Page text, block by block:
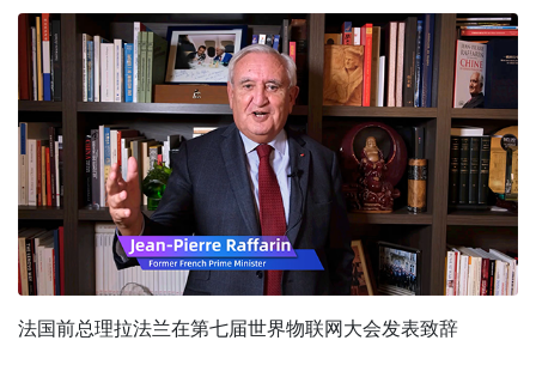
法国前总理拉法兰在第七届世界物联网大会发表致辞